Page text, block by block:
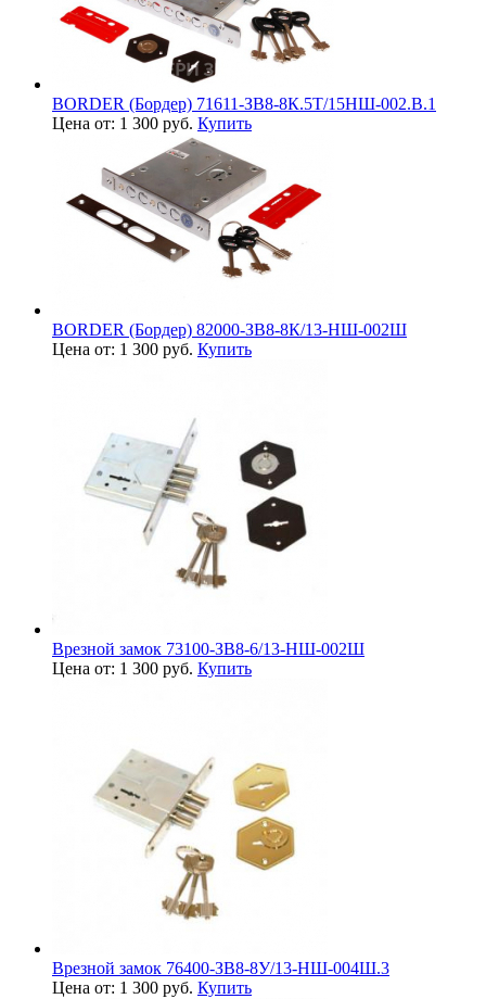
BORDER (Бордер) 71611-ЗВ8-8К.5Т/15НШ-002.В.1
Цена от: 1 300 руб. Купить
BORDER (Бордер) 82000-ЗВ8-8К/13-НШ-002Ш
Цена от: 1 300 руб. Купить
Врезной замок 73100-ЗВ8-6/13-НШ-002Ш
Цена от: 1 300 руб. Купить
Врезной замок 76400-ЗВ8-8У/13-НШ-004Ш.3
Цена от: 1 300 руб. Купить